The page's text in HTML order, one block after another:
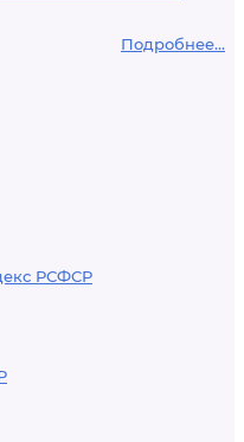
Подробнее...
РСФСР